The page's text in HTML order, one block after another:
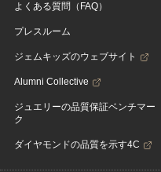
よくある質問（FAQ）
プレスルーム
ジェムキッズのウェブサイト
Alumni Collective
ジュエリーの品質保証ベンチマー
ク
ダイヤモンドの品質を示す4C